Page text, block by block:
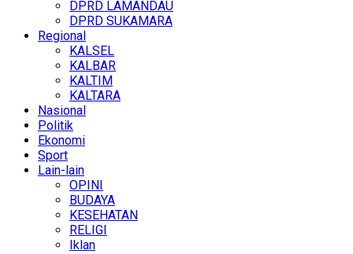
DPRD LAMANDAU
DPRD SUKAMARA
Regional
KALSEL
KALBAR
KALTIM
KALTARA
Nasional
Politik
Ekonomi
Sport
Lain-lain
OPINI
BUDAYA
KESEHATAN
RELIGI
Iklan